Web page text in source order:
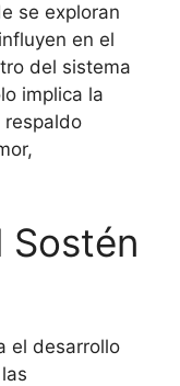
se exploran
en el
del sistema
implica la
respaldo
Sostén
el desarrollo